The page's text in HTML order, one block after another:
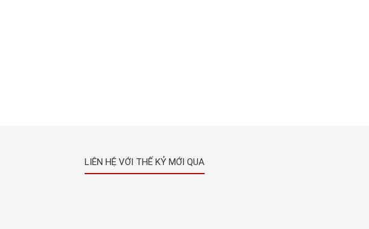
LIÊN HỆ VỚI THẾ KỶ MỚI QUA